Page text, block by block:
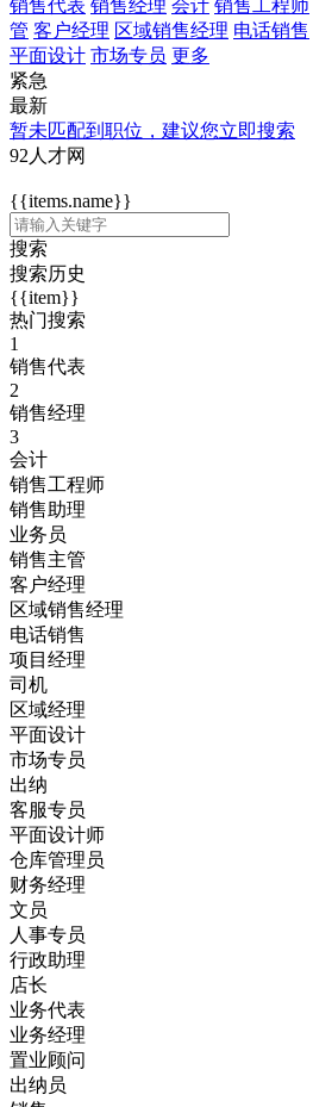
销售代表 销售经理 会计 销售工程师
管 客户经理 区域销售经理 电话销售
平面设计 市场专员 更多
紧急
最新
暂未匹配到职位，建议您立即搜索
92人才网
{{items.name}}
搜索
搜索历史
{{item}}
热门搜索
1
销售代表
2
销售经理
3
会计
销售工程师
销售助理
业务员
销售主管
客户经理
区域销售经理
电话销售
项目经理
司机
区域经理
平面设计
市场专员
出纳
客服专员
平面设计师
仓库管理员
财务经理
文员
人事专员
行政助理
店长
业务代表
业务经理
置业顾问
出纳员